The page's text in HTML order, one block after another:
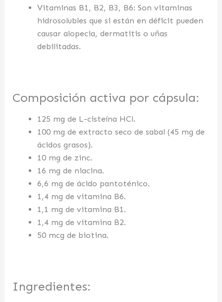
Vitaminas B1, B2, B3, B6: Son vitaminas
hidrosolubles que si están en déficit pueden
causar alopecia, dermatitis o uñas
debilitadas.
Composición activa por cápsula:
125 mg de L-cisteína HCl.
100 mg de extracto seco de sabal (45 mg de
ácidos grasos).
10 mg de zinc.
16 mg de niacina.
6,6 mg de ácido pantoténico.
1,4 mg de vitamina B6.
1,1 mg de vitamina B1.
1,4 mg de vitamina B2.
50 mcg de biotina.
Ingredientes: